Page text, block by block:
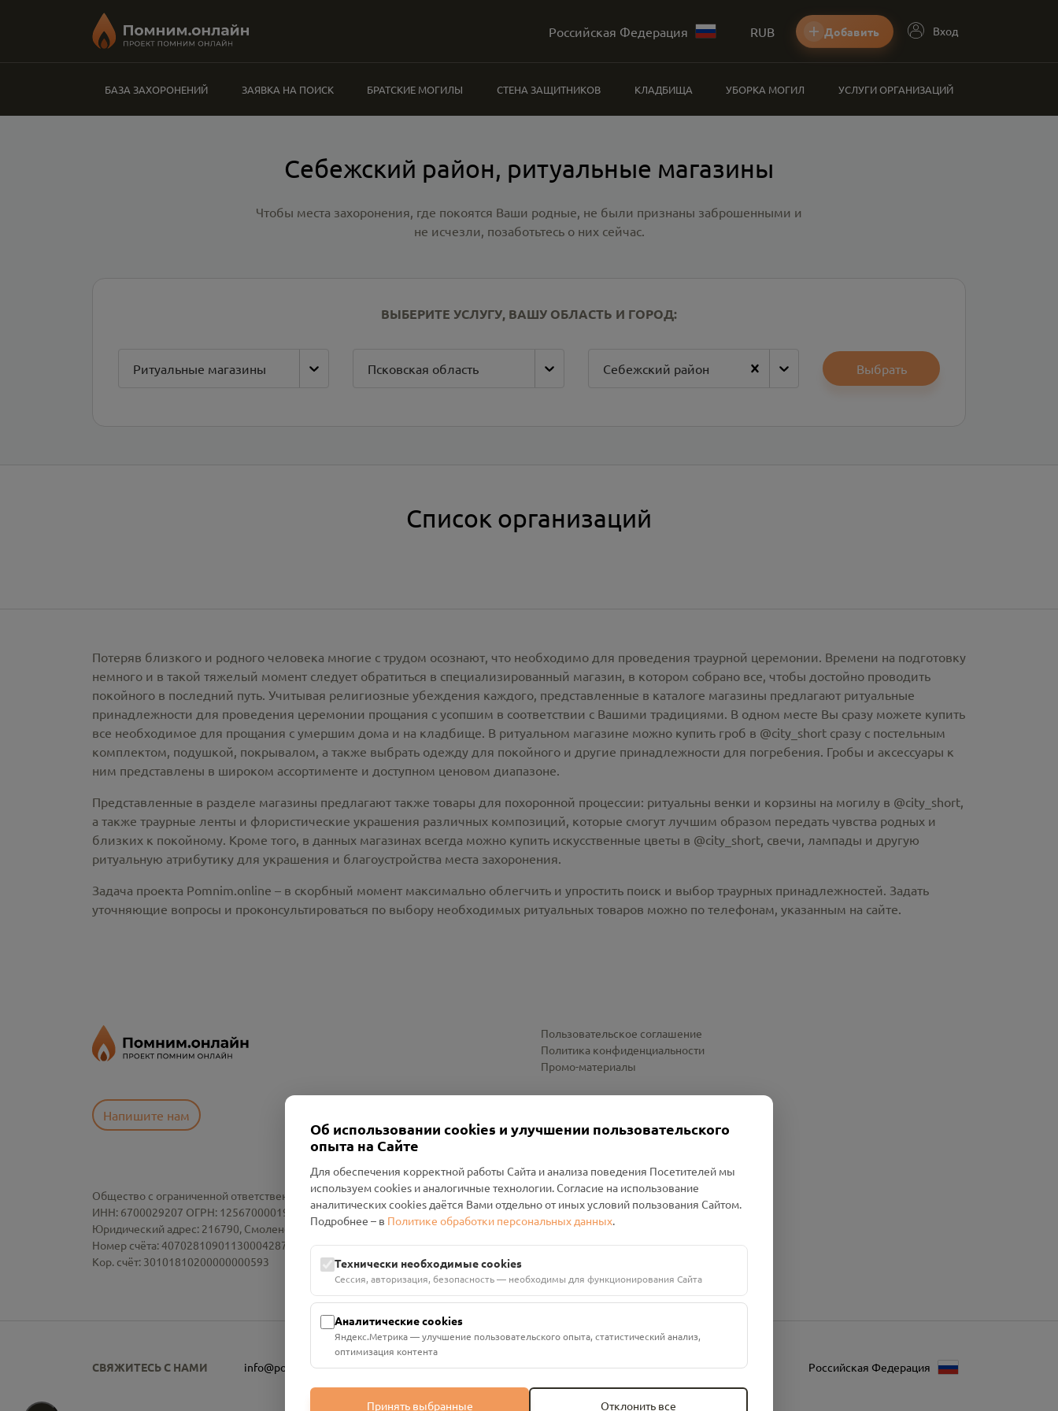
Российская Федерация RUB Добавить Вход
БАЗА ЗАХОРОНЕНИЙ ЗАЯВКА НА ПОИСК БРАТСКИЕ МОГИЛЫ СТЕНА ЗАЩИТНИКОВ КЛАДБИЩА УБОРКА МОГИЛ УСЛУГИ ОРГАНИЗАЦИЙ
Себежский район, ритуальные магазины
Чтобы места захоронения, где покоятся Ваши родные, не были признаны заброшенными и
не исчезли, позаботьтесь о них сейчас.
ВЫБЕРИТЕ УСЛУГУ, ВАШУ ОБЛАСТЬ И ГОРОД:
Ритуальные магазины Псковская область Себежский район Выбрать
Список организаций
Потеряв близкого и родного человека многие с трудом осознают, что необходимо для проведения траурной церемонии. Времени на подготовку
немного и в такой тяжелый момент следует обратиться в специализированный магазин, в котором собрано все, чтобы достойно проводить
покойного в последний путь. Учитывая религиозные убеждения каждого, представленные в каталоге магазины предлагают ритуальные
принадлежности для проведения церемонии прощания с усопшим в соответствии с Вашими традициями. В одном месте Вы сразу можете купить
все необходимое для прощания с умершим дома и на кладбище. В ритуальном магазине можно купить гроб в @city_short сразу с постельным
комплектом, подушкой, покрывалом, а также выбрать одежду для покойного и другие принадлежности для погребения. Гробы и аксессуары к
ним представлены в широком ассортименте и доступном ценовом диапазоне.
Представленные в разделе магазины предлагают также товары для похоронной процессии: ритуальны венки и корзины на могилу в @city_short,
а также траурные ленты и флористические украшения различных композиций, которые смогут лучшим образом передать чувства родных и
близких к покойному. Кроме того, в данных магазинах всегда можно купить искусственные цветы в @city_short, свечи, лампады и другую
ритуальную атрибутику для украшения и благоустройства места захоронения.
Задача проекта Pomnim.online – в скорбный момент максимально облегчить и упростить поиск и выбор траурных принадлежностей. Задать
уточняющие вопросы и проконсультироваться по выбору необходимых ритуальных товаров можно по телефонам, указанным на сайте.
Напишите нам
Пользовательское соглашение
Политика конфиденциальности
Промо-материалы
Общество с ограниченной ответственностью «Смоленский Проект Помним»
ИНН: 6700029207 ОГРН: 1256700001986
Юридический адрес: 216790, Смоленская область, р-н Руднянский, г. Рудня, улица Западная, д. 26А, пом. 18
Номер счёта: 40702810901130004287 в АО "АЛЬФА-БАНК"
Кор. счёт: 30101810200000000593
СВЯЖИТЕСЬ С НАМИ info@pomnim.online Российская Федерация
Об использовании cookies и улучшении пользовательского
опыта на Сайте
Для обеспечения корректной работы Сайта и анализа поведения Посетителей мы
используем cookies и аналогичные технологии. Согласие на использование
аналитических cookies даётся Вами отдельно от иных условий пользования Сайтом.
Подробнее – в Политике обработки персональных данных.
Технически необходимые cookies
Сессия, авторизация, безопасность — необходимы для функционирования Сайта
Аналитические cookies
Яндекс.Метрика — улучшение пользовательского опыта, статистический анализ,
оптимизация контента
Принять выбранные Отклонить все